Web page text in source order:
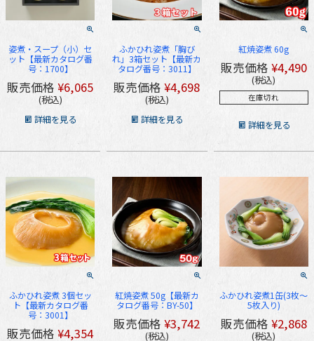
姿煮・スープ（小）セ
ット【最新カタログ番
号：1700】
販売価格 ¥6,065
税込
詳細を見る
ふかひれ姿煮「胸び
れ」3箱セット【最新カ
タログ番号：3011】
販売価格 ¥4,698
税込
詳細を見る
紅焼姿煮 60g
販売価格 ¥4,490
税込
在庫切れ
詳細を見る
ふかひれ姿煮 3個セッ
ト【最新カタログ番
号：3001】
販売価格 ¥4,354
紅焼姿煮 50g【最新カ
タログ番号：BY-50】
販売価格 ¥3,742
税込
ふかひれ姿煮1缶(3枚～
5枚入り)
販売価格 ¥2,868
税込